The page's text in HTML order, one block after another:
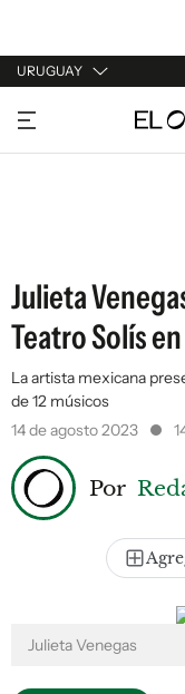
URUGUAY
URUGUAY
ARGENTINA
Julieta
Teatro Solís
La artista mexicana
de 12 músicos
14 de agosto 2023
Por
Julieta Venegas